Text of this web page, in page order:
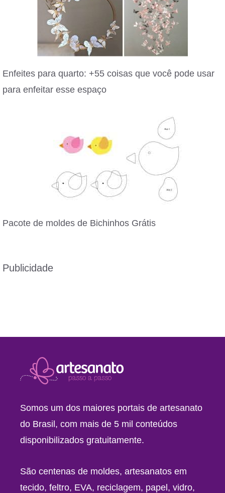
Enfeites para quarto: +55 coisas que você pode usar
para enfeitar esse espaço
Pacote de moldes de Bichinhos Grátis
Publicidade
Somos um dos maiores portais de artesanato
do Brasil, com mais de 5 mil conteúdos
disponibilizados gratuitamente.
São centenas de moldes, artesanatos em
tecido, feltro, EVA, reciclagem, papel, vidro,